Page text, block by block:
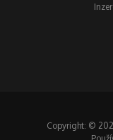
Copyright: ©